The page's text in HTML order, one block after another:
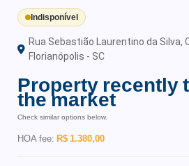
Indisponível
Rua Sebastião Laurentino da Silva,
Florianópolis - SC
Property recently
the market
Check similar options below.
HOA fee: R$ 1.380,00